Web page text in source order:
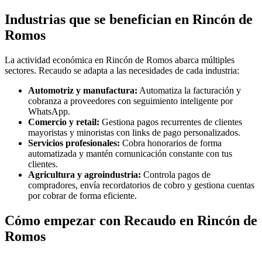
Industrias que se benefician en Rincón de
Romos
La actividad económica en Rincón de Romos abarca múltiples
sectores. Recaudo se adapta a las necesidades de cada industria:
Automotriz y manufactura: Automatiza la facturación y
cobranza a proveedores con seguimiento inteligente por
WhatsApp.
Comercio y retail: Gestiona pagos recurrentes de clientes
mayoristas y minoristas con links de pago personalizados.
Servicios profesionales: Cobra honorarios de forma
automatizada y mantén comunicación constante con tus
clientes.
Agricultura y agroindustria: Controla pagos de
compradores, envía recordatorios de cobro y gestiona cuentas
por cobrar de forma eficiente.
Cómo empezar con Recaudo en Rincón de
Romos